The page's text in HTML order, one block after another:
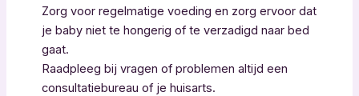
Zorg voor regelmatige voeding en zorg ervoor dat
je baby niet te hongerig of te verzadigd naar bed
gaat.
Raadpleeg bij vragen of problemen altijd een
consultatiebureau of je huisarts.